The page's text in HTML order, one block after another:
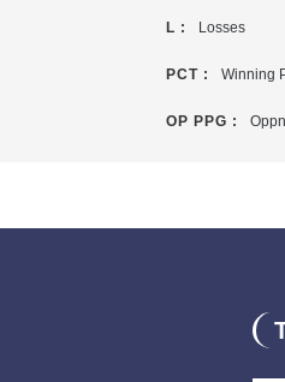
L : Losses
PCT : Winning
OP PPG :